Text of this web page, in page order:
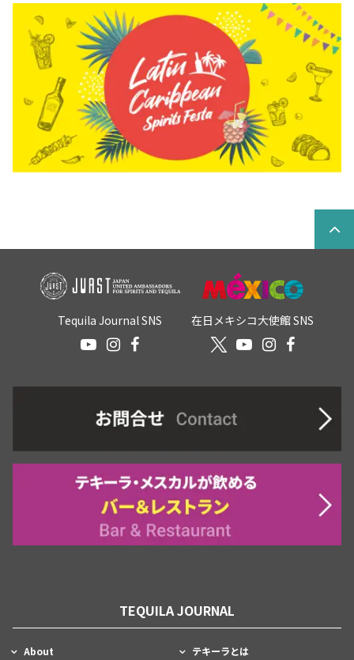
Tequila Journal SNS 在日メキシコ大使館 SNS
TEQUILA JOURNAL
About テキーラとは